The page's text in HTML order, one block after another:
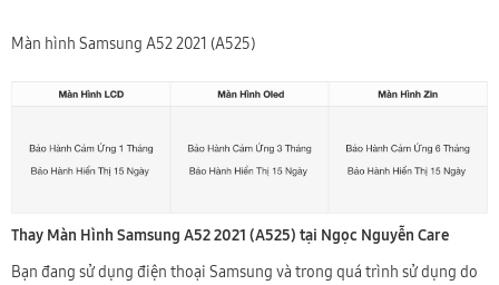
Màn hình Samsung A52 2021 (A525)
Thay Màn Hình Samsung A52 2021 (A525) tại Ngọc Nguyễn Care
Bạn đang sử dụng điện thoại Samsung và trong quá trình sử dụng do